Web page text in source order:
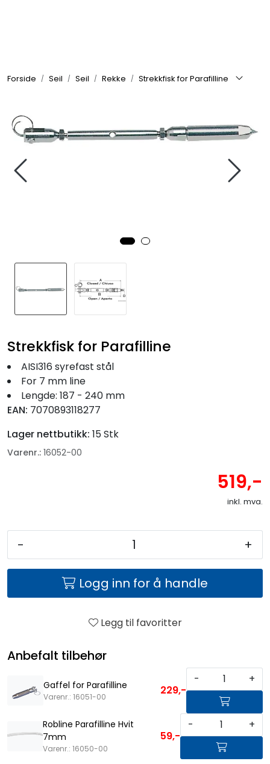
Forside Seil Seil Rekke Strekkfisk for Parafilline
Strekkfisk for Parafilline
AISI316 syrefast stål
For 7 mm line
Lengde: 187 - 240 mm
EAN: 7070893118277
Lager nettbutikk: 15 Stk
Varenr.: 16052-00
519,-
inkl. mva.
- +
Logg inn for å handle
Legg til favoritter
Anbefalt tilbehør
Gaffel for Parafilline
Varenr.: 16051-00 229,-
- +
Robline Parafilline Hvit
7mm
Varenr.: 16050-00
59,-
- +
Bygg/Innredning
Båtpleie/Opplag
Seil